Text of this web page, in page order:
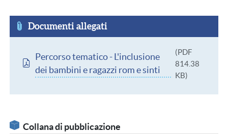
Documenti allegati
Documento
Percorso tematico - L'inclusione
dei bambini e ragazzi rom e sinti
(PDF
814.38
KB)
Collana di pubblicazione